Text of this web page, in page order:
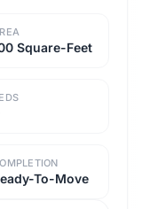
Square-Feet
To-Move